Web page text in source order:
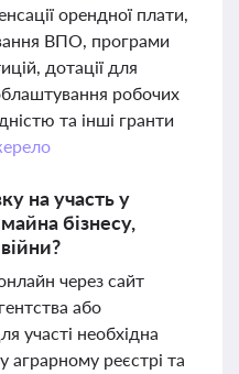
орендної плати,
ВПО, програми
дотації для
робочих
та інші гранти
на участь у
бізнесу,
через сайт
або
участі необхідна
реєстрі та